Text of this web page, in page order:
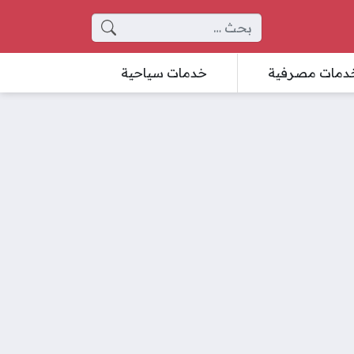
البحث عن:
مصرفية خدمات سياحية